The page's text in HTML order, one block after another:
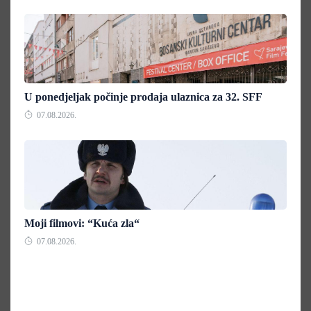
U ponedjeljak počinje prodaja ulaznica za 32. SFF
07.08.2026.
Moji filmovi: “Kuća zla“
07.08.2026.